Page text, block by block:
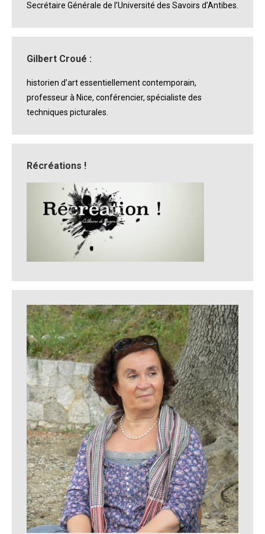
Secrétaire Générale de l’Université des Savoirs d’Antibes.
Gilbert Croué :
historien d’art essentiellement contemporain,
professeur à Nice, conférencier, spécialiste des
techniques picturales.
Récréations !